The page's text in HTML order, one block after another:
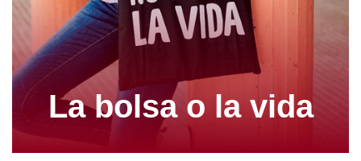
La bolsa o la vida